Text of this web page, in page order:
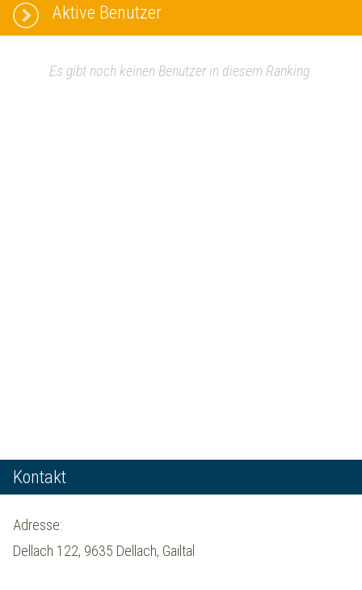
Aktive Benutzer
Es gibt noch keinen Benutzer in diesem Ranking.
Kontakt
Adresse:
Dellach 122, 9635 Dellach, Gailtal